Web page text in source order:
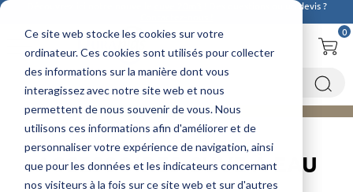
Ce site web stocke les cookies sur votre
ordinateur. Ces cookies sont utilisés pour collecter
des informations sur la manière dont vous
interagissez avec notre site web et nous
permettent de nous souvenir de vous. Nous
utilisons ces informations afin d'améliorer et de
personnaliser votre expérience de navigation, ainsi
que pour les données et les indicateurs concernant
nos visiteurs à la fois sur ce site web et sur d'autres
! Des questions ou un devis ?
0
Accueil Cuves à eau Accessoires cuve à eau
ACCESSOIRES CUVE À EAU